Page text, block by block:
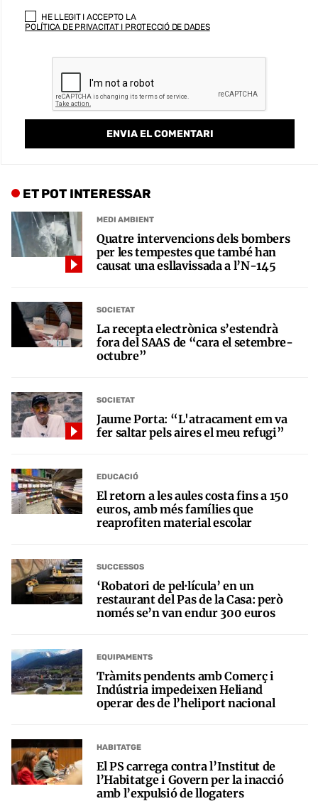
HE LLEGIT I ACCEPTO LA
POLÍTICA DE PRIVACITAT I PROTECCIÓ DE DADES
ET POT INTERESSAR
MEDI AMBIENT
Quatre intervencions dels bombers
per les tempestes que també han
causat una esllavissada a l’N-145
SOCIETAT
La recepta electrònica s’estendrà
fora del SAAS de “cara el setembre-
octubre”
SOCIETAT
Jaume Porta: “L'atracament em va
fer saltar pels aires el meu refugi”
EDUCACIÓ
El retorn a les aules costa fins a 150
euros, amb més famílies que
reaprofiten material escolar
SUCCESSOS
‘Robatori de pel·lícula’ en un
restaurant del Pas de la Casa: però
només se’n van endur 300 euros
EQUIPAMENTS
Tràmits pendents amb Comerç i
Indústria impedeixen Heliand
operar des de l’heliport nacional
HABITATGE
El PS carrega contra l’Institut de
l’Habitatge i Govern per la inacció
amb l’expulsió de llogaters